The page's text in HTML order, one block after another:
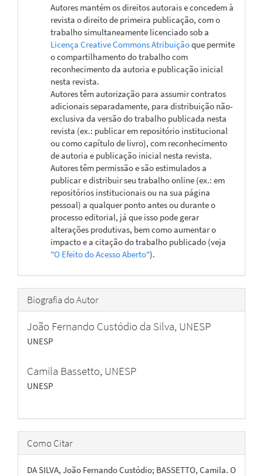
Autores mantém os direitos autorais e concedem à
revista o direito de primeira publicação, com o
trabalho simultaneamente licenciado sob a
Licença Creative Commons Atribuiçãoque permite
o compartilhamento do trabalho com
reconhecimento da autoria e publicação inicial
nesta revista.
Autores têm autorização para assumir contratos
adicionais separadamente, para distribuição não-
exclusiva da versão do trabalho publicada nesta
revista (ex.: publicar em repositório institucional
ou como capítulo de livro), com reconhecimento
de autoria e publicação inicial nesta revista.
Autores têm permissão e são estimulados a
publicar e distribuir seu trabalho online (ex.: em
repositórios institucionais ou na sua página
pessoal) a qualquer ponto antes ou durante o
processo editorial, já que isso pode gerar
alterações produtivas, bem como aumentar o
impacto e a citação do trabalho publicado (veja
"O Efeito do Acesso Aberto").
Biografia do Autor
João Fernando Custódio da Silva, UNESP
UNESP
Camila Bassetto, UNESP
UNESP
Como Citar
DA SILVA, João Fernando Custódio; BASSETTO, Camila. O